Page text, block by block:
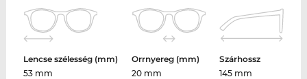
Lencse szélesség (mm)
53 mm
Orrnyereg (mm)
20 mm
Szárhossz
145 mm